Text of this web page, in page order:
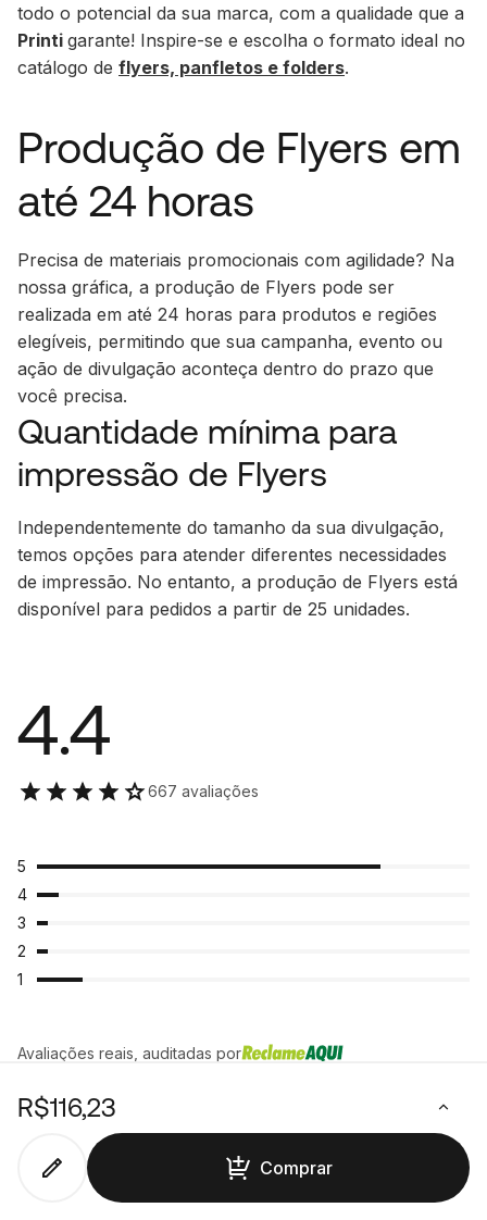
R$116,23
Comprar
todo o potencial da sua marca, com a qualidade que a
Printi garante! Inspire-se e escolha o formato ideal no
catálogo de flyers, panfletos e folders.
Produção de Flyers em
até 24 horas
Precisa de materiais promocionais com agilidade? Na
nossa gráfica, a produção de Flyers pode ser
realizada em até 24 horas para produtos e regiões
elegíveis, permitindo que sua campanha, evento ou
ação de divulgação aconteça dentro do prazo que
você precisa.
Quantidade mínima para
impressão de Flyers
Independentemente do tamanho da sua divulgação,
temos opções para atender diferentes necessidades
de impressão. No entanto, a produção de Flyers está
disponível para pedidos a partir de 25 unidades.
4.4
667 avaliações
5
4
3
2
1
Avaliações reais, auditadas por
Avaliações